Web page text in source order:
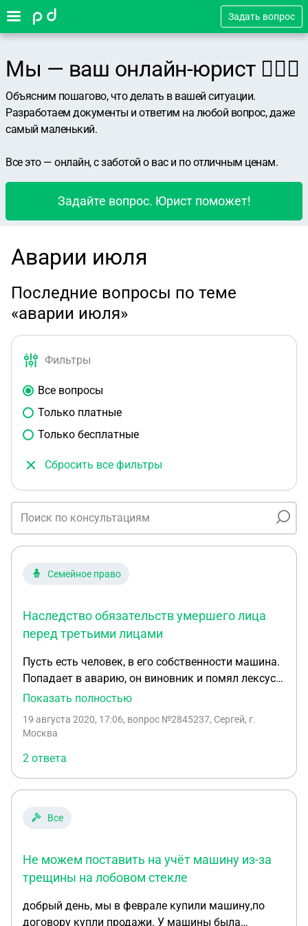
Задать вопрос
Мы — ваш онлайн-юрист 👨🏻‍⚖️
Объясним пошагово, что делать в вашей ситуации.
Разработаем документы и ответим на любой вопрос, даже
самый маленький.
Все это — онлайн, с заботой о вас и по отличным ценам.
Задайте вопрос. Юрист поможет!
Аварии июля
Последние вопросы по теме
«аварии июля»
Фильтры
Все вопросы
Только платные
Только бесплатные
Сбросить все фильтры
Семейное право
Наследство обязательств умершего лица
перед третьими лицами
Пусть есть человек, в его собственности машина.
Попадает в аварию, он виновник и помял лексус.
Виновник умирает в аварии. Машина переходит в
он обременение в виде обязанности починить
Показать полностью
19 августа 2020, 17:06, вопрос №2845237, Сергей, г.
Москва
2 ответа
Все
Не можем поставить на учёт машину из-за
трещины на лобовом стекле
добрый день, мы в феврале купили машину,по
договору купли продажи. У машины была